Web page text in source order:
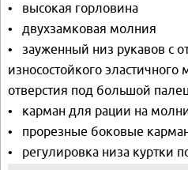
• высокая горловина
• двухзамковая молния
• зауженный низ рукавов с
износостойкого
отверстия под большой палец
• карман для рации на
• прорезные боковые
• регулировка низа куртки